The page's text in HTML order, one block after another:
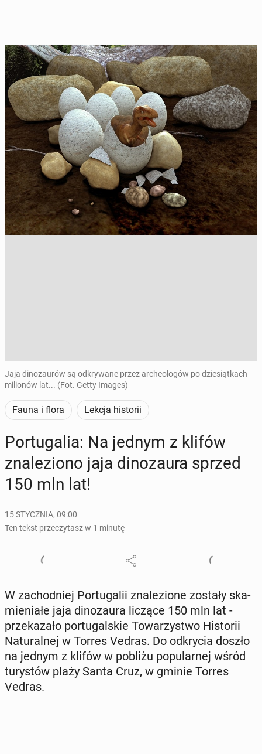
Jaja dinozaurów są odkrywane przez archeologów po dziesiątkach
milionów lat... (Fot. Getty Images)
Fauna i flora Lekcja historii
Por­tu­ga­lia: Na jednym z klifów
zna­le­zio­no jaja di­no­zau­ra sprzed
150 mln lat!
15 STYCZNIA, 09:00
Ten tekst przeczytasz w 1 minutę
W za­chod­niej Por­tu­ga­lii zna­le­zio­ne zostały ska­
mie­nia­łe jaja di­no­zau­ra liczące 150 mln lat -
prze­ka­za­ło por­tu­gal­skie To­wa­rzy­stwo Hi­sto­rii
Na­tu­ral­nej w Torres Vedras. Do od­kry­cia doszło
na jednym z klifów w pobliżu po­pu­lar­nej wśród
tu­ry­stów plaży Santa Cruz, w gminie Torres
Vedras.